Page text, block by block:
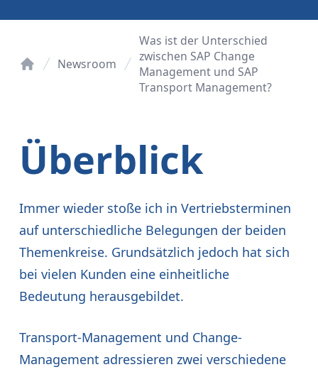
Newsroom
Was ist der Unterschied
zwischen SAP Change
Management und SAP
Transport Management?
Überblick
Immer wieder stoße ich in Vertriebsterminen
auf unterschiedliche Belegungen der beiden
Themenkreise. Grundsätzlich jedoch hat sich
bei vielen Kunden eine einheitliche
Bedeutung herausgebildet.
Transport-Management und Change-
Management adressieren zwei verschiedene